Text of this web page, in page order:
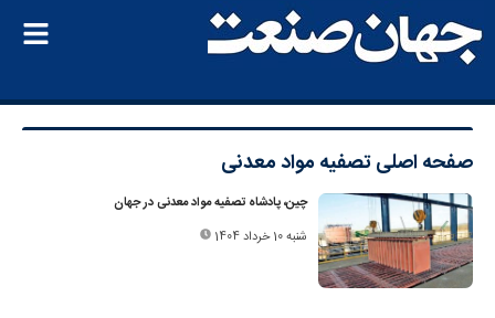
صفحه اصلیتصفیه مواد معدنی
چین، پادشاه تصفیه مواد معدنی در جهان
شنبه 10 خرداد 1404